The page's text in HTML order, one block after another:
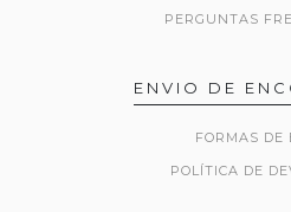
PERGUNTAS
ENVIO DE
FORMAS DE
POLÍTICA DE